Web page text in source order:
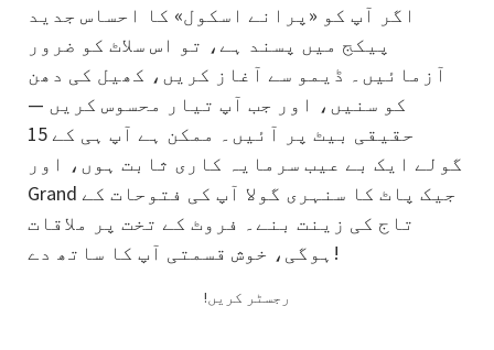
اگر آپ کو «پرانے اسکول» کا احساس جدید
پیکج میں پسند ہے، تو اس سلاٹ کو ضرور
آزمائیں۔ ڈیمو سے آغاز کریں، کھیل کی دھن
کو سنیں، اور جب آپ تیار محسوس کریں —
حقیقی بیٹ پر آئیں۔ ممکن ہے آپ ہی کے 15
گولے ایک بے عیب سرمایہ کاری ثابت ہوں، اور
Grand جیک پاٹ کا سنہری گولا آپ کی فتوحات کے
تاج کی زینت بنے۔ فروٹ کے تخت پر ملاقات
ہوگی، خوش قسمتی آپ کا ساتھ دے!
!رجسٹر کریں